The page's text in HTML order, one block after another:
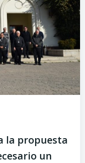
la propuesta
un